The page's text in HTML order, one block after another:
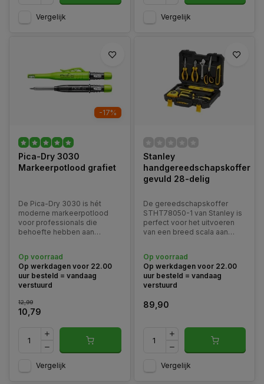
Vergelijk Vergelijk
-17%
Pica-Dry 3030
Markeerpotlood grafiet
De Pica-Dry 3030 is hét
moderne markeerpotlood
voor professionals die
behoefte hebben aan
grafietvulling, is dit potlood
geschikt voor vrijwel elke
ondergrond en
werkomgeving.
Op voorraad
Op werkdagen voor 22.00
uur besteld = vandaag
verstuurd
12,99
10,79
Vergelijk
Stanley
handgereedschapskoffer
gevuld 28-delig
De gereedschapskoffer
STHT78050-1 van Stanley is
perfect voor het uitvoeren
van een breed scala aan
snijden tot schroeven. De
koffer is ontworpen voor een
optimale organisatie van de
gereedschappen.
Op voorraad
Op werkdagen voor 22.00
uur besteld = vandaag
verstuurd
89,90
Vergelijk